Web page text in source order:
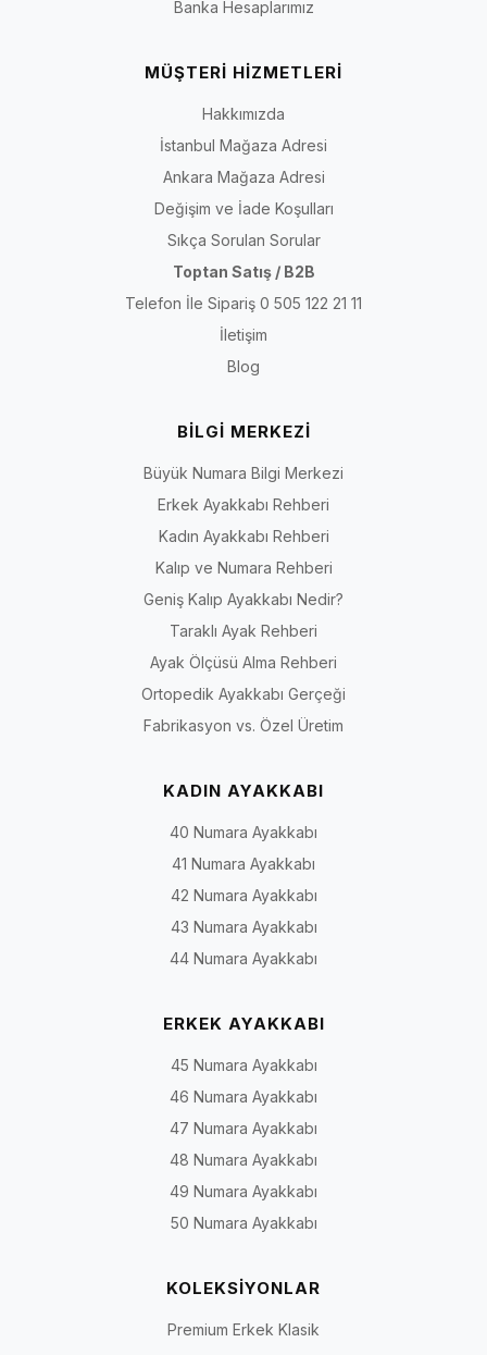
Banka Hesaplarımız
MÜŞTERİ HİZMETLERİ
Hakkımızda
İstanbul Mağaza Adresi
Ankara Mağaza Adresi
Değişim ve İade Koşulları
Sıkça Sorulan Sorular
Toptan Satış / B2B
Telefon İle Sipariş 0 505 122 21 11
İletişim
Blog
BİLGİ MERKEZİ
Büyük Numara Bilgi Merkezi
Erkek Ayakkabı Rehberi
Kadın Ayakkabı Rehberi
Kalıp ve Numara Rehberi
Geniş Kalıp Ayakkabı Nedir?
Taraklı Ayak Rehberi
Ayak Ölçüsü Alma Rehberi
Ortopedik Ayakkabı Gerçeği
Fabrikasyon vs. Özel Üretim
KADIN AYAKKABI
40 Numara Ayakkabı
41 Numara Ayakkabı
42 Numara Ayakkabı
43 Numara Ayakkabı
44 Numara Ayakkabı
ERKEK AYAKKABI
45 Numara Ayakkabı
46 Numara Ayakkabı
47 Numara Ayakkabı
48 Numara Ayakkabı
49 Numara Ayakkabı
50 Numara Ayakkabı
KOLEKSİYONLAR
Premium Erkek Klasik